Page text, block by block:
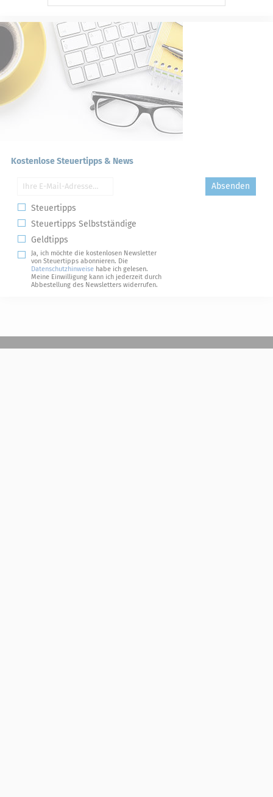
Kostenlose Steuertipps & News
Absenden
Steuertipps
Steuertipps Selbstständige
Geldtipps
Ja, ich möchte die kostenlosen Newsletter
von Steuertipps abonnieren. Die
Datenschutzhinweise habe ich gelesen.
Meine Einwilligung kann ich jederzeit durch
Abbestellung des Newsletters widerrufen.